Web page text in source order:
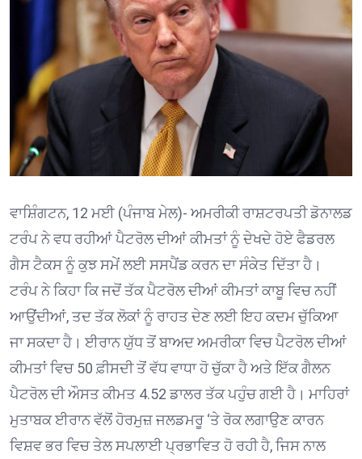
ਵਾਸ਼ਿੰਗਟਨ, 12 ਮਈ (ਪੰਜਾਬ ਮੇਲ)- ਅਮਰੀਕੀ ਰਾਸ਼ਟਰਪਤੀ ਡੋਨਾਲਡ
ਟਰੰਪ ਨੇ ਵਧ ਰਹੀਆਂ ਪੈਟਰੋਲ ਦੀਆਂ ਕੀਮਤਾਂ ਨੂੰ ਦੇਖਦੇ ਹੋਏ ਫੈਡਰਲ
ਗੈਸ ਟੈਕਸ ਨੂੰ ਕੁਝ ਸਮੇਂ ਲਈ ਸਸਪੈਂਡ ਕਰਨ ਦਾ ਸੰਕੇਤ ਦਿੱਤਾ ਹੈ।
ਟਰੰਪ ਨੇ ਕਿਹਾ ਕਿ ਜਦੋਂ ਤੱਕ ਪੈਟਰੋਲ ਦੀਆਂ ਕੀਮਤਾਂ ਕਾਬੂ ਵਿਚ ਨਹੀਂ
ਆਉਂਦੀਆਂ, ਤਦ ਤੱਕ ਲੋਕਾਂ ਨੂੰ ਰਾਹਤ ਦੇਣ ਲਈ ਇਹ ਕਦਮ ਚੁੱਕਿਆ
ਜਾ ਸਕਦਾ ਹੈ। ਈਰਾਨ ਯੁੱਧ ਤੋਂ ਬਾਅਦ ਅਮਰੀਕਾ ਵਿਚ ਪੈਟਰੋਲ ਦੀਆਂ
ਕੀਮਤਾਂ ਵਿਚ 50 ਫ਼ੀਸਦੀ ਤੋਂ ਵੱਧ ਵਾਧਾ ਹੋ ਚੁੱਕਾ ਹੈ ਅਤੇ ਇੱਕ ਗੈਲਨ
ਪੈਟਰੋਲ ਦੀ ਔਸਤ ਕੀਮਤ 4.52 ਡਾਲਰ ਤੱਕ ਪਹੁੰਚ ਗਈ ਹੈ। ਮਾਹਿਰਾਂ
ਮੁਤਾਬਕ ਈਰਾਨ ਵੱਲੋਂ ਹੋਰਮੁਜ਼ ਜਲਡਮਰੂ ‘ਤੇ ਰੋਕ ਲਗਾਉਣ ਕਾਰਨ
ਵਿਸ਼ਵ ਭਰ ਵਿਚ ਤੇਲ ਸਪਲਾਈ ਪ੍ਰਭਾਵਿਤ ਹੋ ਰਹੀ ਹੈ, ਜਿਸ ਨਾਲ